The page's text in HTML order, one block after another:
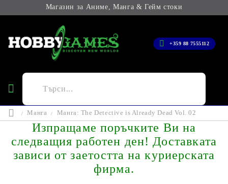
Магазин за Аниме, Манга & Гейм стоки
+359 88 7555112
Манга Манга: The Detective is Already Dead Vol. 02
Изпращаме поръчките Ви на
следващия работен ден! Доставката
зависи от заетостта на куриерската
фирма.